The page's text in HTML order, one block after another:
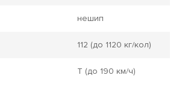
нешип
112 (до 1120 кг/кол)
T (до 190 км/ч)